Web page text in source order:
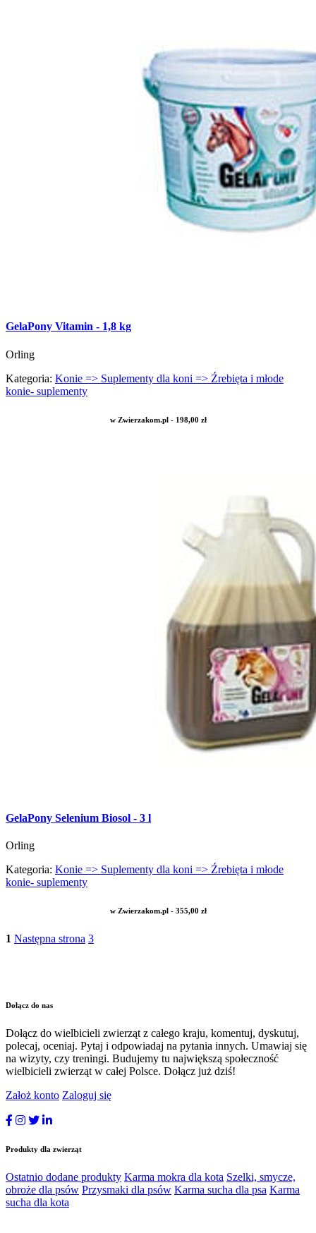
GelaPony Vitamin - 1,8 kg
Orling
Kategoria: Konie => Suplementy dla koni => Źrebięta i młode
konie- suplementy
w Zwierzakom.pl - 198,00 zł
GelaPony Selenium Biosol - 3 l
Orling
Kategoria: Konie => Suplementy dla koni => Źrebięta i młode
konie- suplementy
w Zwierzakom.pl - 355,00 zł
1 Następna strona 3
Dołącz do nas
Dołącz do wielbicieli zwierząt z całego kraju, komentuj, dyskutuj,
polecaj, oceniaj. Pytaj i odpowiadaj na pytania innych. Umawiaj się
na wizyty, czy treningi. Budujemy tu największą społeczność
wielbicieli zwierząt w całej Polsce. Dołącz już dziś!
Założ konto Zaloguj się
Produkty dla zwierząt
Ostatnio dodane produkty Karma mokra dla kota Szelki, smycze,
obroże dla psów Przysmaki dla psów Karma sucha dla psa Karma
sucha dla kota